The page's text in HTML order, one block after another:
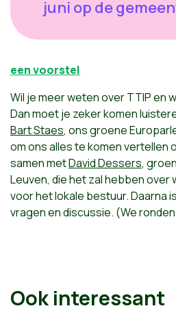
juni op de
een voorstel
Wil je meer weten over TTIP en
Dan moet je zeker komen
Bart Staes, ons groene
om ons alles te komen vertellen
samen metDavid Dessers,
Leuven, die het zal hebben over
voor het lokale bestuur. Daarna
vragen en discussie. (We
Ook interessant